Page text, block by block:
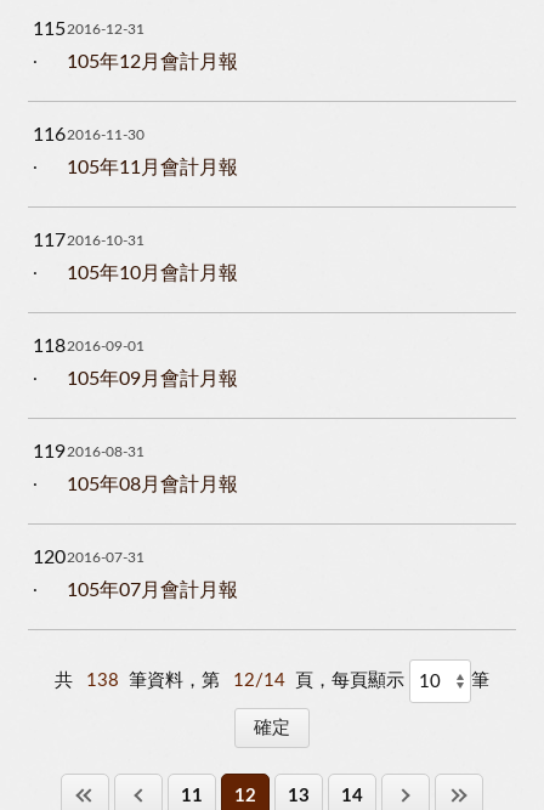
1152016-12-31
105年12月會計月報
1162016-11-30
105年11月會計月報
1172016-10-31
105年10月會計月報
1182016-09-01
105年09月會計月報
1192016-08-31
105年08月會計月報
1202016-07-31
105年07月會計月報
共 138 筆資料，第 12/14 頁，每頁顯示 筆
11 12 13 14